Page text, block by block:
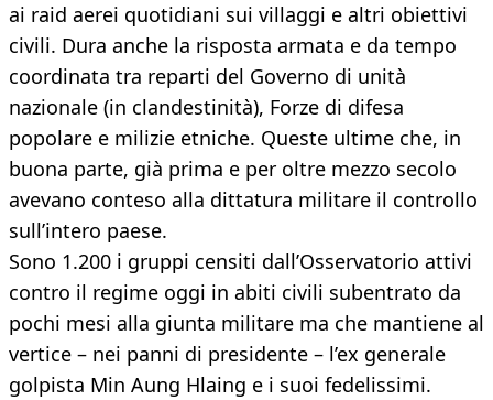
ai raid aerei quotidiani sui villaggi e altri obiettivi
civili. Dura anche la risposta armata e da tempo
coordinata tra reparti del Governo di unità
nazionale (in clandestinità), Forze di difesa
popolare e milizie etniche. Queste ultime che, in
buona parte, già prima e per oltre mezzo secolo
avevano conteso alla dittatura militare il controllo
sull’intero paese.
Sono 1.200 i gruppi censiti dall’Osservatorio attivi
contro il regime oggi in abiti civili subentrato da
pochi mesi alla giunta militare ma che mantiene al
vertice – nei panni di presidente – l’ex generale
golpista Min Aung Hlaing e i suoi fedelissimi.